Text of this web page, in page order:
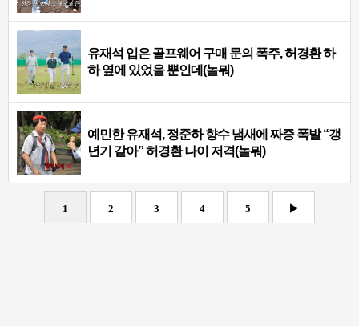
유재석 입은 골프웨어 구매 문의 폭주, 허경환 하
하 옆에 있었을 뿐인데(놀뭐)
예민한 유재석, 정준하 향수 냄새에 짜증 폭발 “갱
년기 같아” 허경환 나이 저격(놀뭐)
1 2 3 4 5 ▶